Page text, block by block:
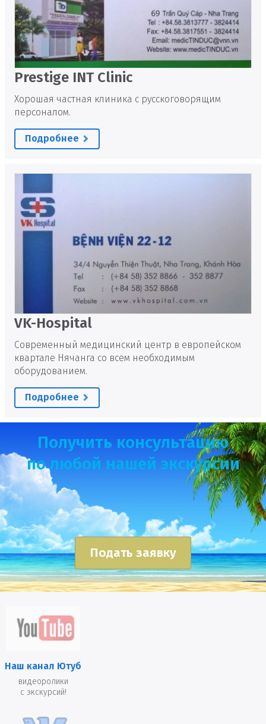
Prestige INT Clinic
Хорошая частная клиника с русскоговорящим
персоналом.
Подробнее
VK-Hospital
Современный медицинский центр в европейском
квартале Нячанга со всем необходимым
оборудованием.
Подробнее
Получить консультацию
по любой нашей экскурсии
Подать заявку
Наш канал Ютуб
видеоролики
с экскурсий!